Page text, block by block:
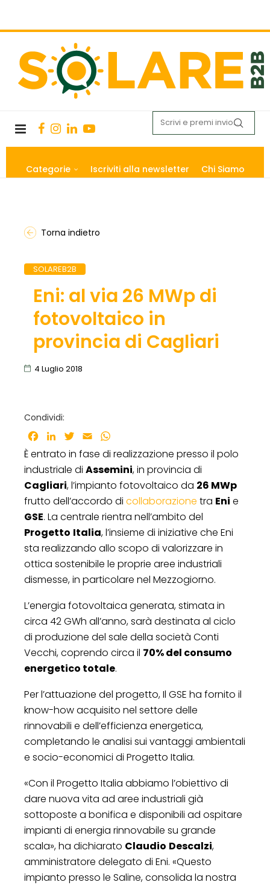
Categorie Iscriviti alla newsletter Chi Siamo
Torna indietro
SOLAREB2B
Eni: al via 26 MWp di
fotovoltaico in
provincia di Cagliari
4 Luglio 2018
Condividi:
Facebook
LinkedInTwitter
Email
È entrato in fase di realizzazione presso il polo
industriale di Assemini, in provincia di
Cagliari, l’impianto fotovoltaico da 26 MWp
frutto dell’accordo di collaborazione tra Eni e
GSE. La centrale rientra nell’ambito del
Progetto Italia, l’insieme di iniziative che Eni
sta realizzando allo scopo di valorizzare in
ottica sostenibile le proprie aree industriali
dismesse, in particolare nel Mezzogiorno.
L’energia fotovoltaica generata, stimata in
circa 42 GWh all’anno, sarà destinata al ciclo
di produzione del sale della società Conti
Vecchi, coprendo circa il 70% del consumo
energetico totale.
Per l’attuazione del progetto, Il GSE ha fornito il
know-how acquisito nel settore delle
rinnovabili e dell’efficienza energetica,
completando le analisi sui vantaggi ambientali
e socio-economici di Progetto Italia.
«Con il Progetto Italia abbiamo l’obiettivo di
dare nuova vita ad aree industriali già
sottoposte a bonifica e disponibili ad ospitare
impianti di energia rinnovabile su grande
scala», ha dichiarato Claudio Descalzi,
amministratore delegato di Eni. «Questo
impianto presso le Saline, consolida la nostra